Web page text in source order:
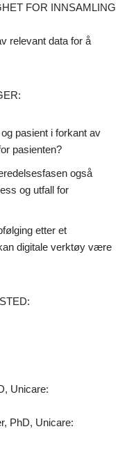
FOR INNSAMLING
relevant data for å
pasient i forkant av
pasienten?
også
og utfall for
etter et
digitale verktøy være
Unicare:
PhD, Unicare: